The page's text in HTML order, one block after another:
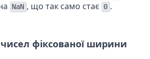
NaN , що так само стає 0 .
фіксованої ширини